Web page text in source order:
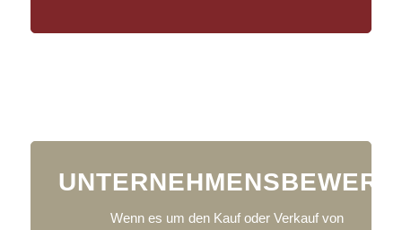
Wenn es um den Kauf oder Verkauf von